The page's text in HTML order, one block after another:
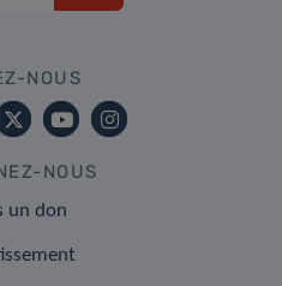
NOUS
NOUS
un don